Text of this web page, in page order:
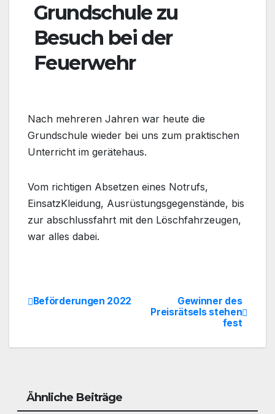
Grundschule zu
Besuch bei der
Feuerwehr
Nach mehreren Jahren war heute die
Grundschule wieder bei uns zum praktischen
Unterricht im gerätehaus.
Vom richtigen Absetzen eines Notrufs,
EinsatzKleidung, Ausrüstungsgegenstände, bis
zur abschlussfahrt mit den Löschfahrzeugen,
war alles dabei.
Beitrags-
Gewinner des
Preisrätsels stehen
fest
Beförderungen 2022
Ähnliche Beiträge